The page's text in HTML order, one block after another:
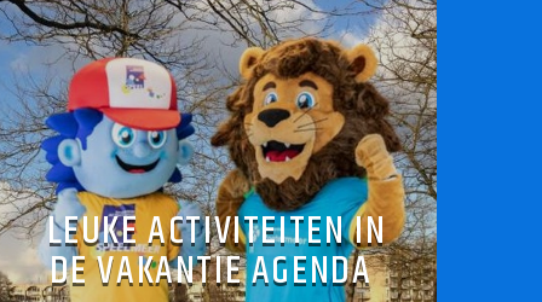
LEUKE ACTIVITEITEN IN
DE VAKANTIE AGENDA